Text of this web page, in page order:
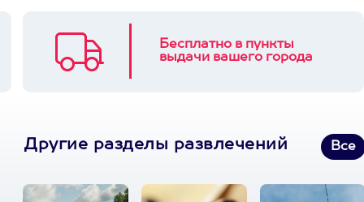
Бесплатно в пункты
выдачи вашего города
Другие разделы развлечений Все